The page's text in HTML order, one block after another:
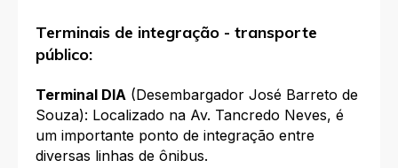
Terminais de integração - transporte
público:
Terminal DIA (Desembargador José Barreto de
Souza): Localizado na Av. Tancredo Neves, é
um importante ponto de integração entre
diversas linhas de ônibus.